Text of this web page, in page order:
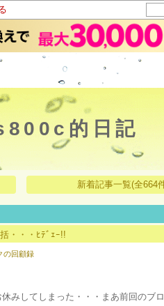
的日記
新着記事一覧(全664
・・・ﾋﾃﾞｪｰ!!
の回顧録
みしてしまった・・・まあ前回のブ